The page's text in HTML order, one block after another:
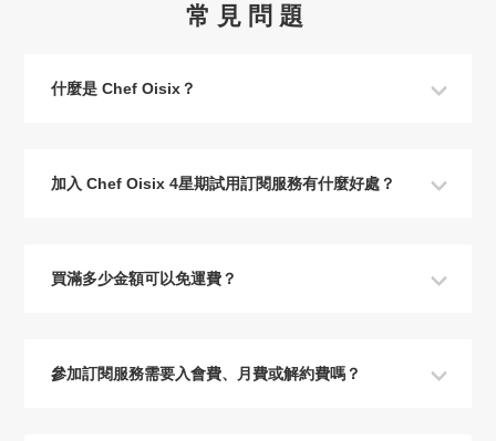
常見問題
什麼是 Chef Oisix？
加入 Chef Oisix 4星期試用訂閱服務有什麼好處？
買滿多少金額可以免運費？
參加訂閱服務需要入會費、月費或解約費嗎？